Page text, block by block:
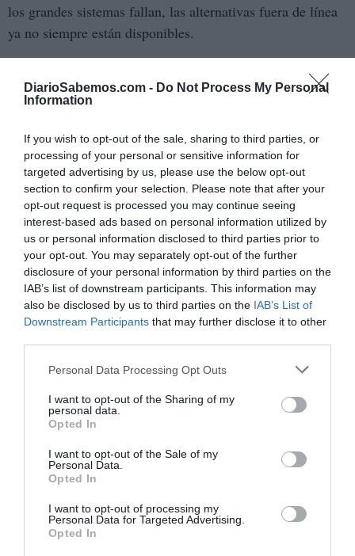
DiarioSabemos.com - Do Not Process My Personal
Information
If you wish to opt-out of the sale, sharing to third parties, or
processing of your personal or sensitive information for
targeted advertising by us, please use the below opt-out
section to confirm your selection. Please note that after your
opt-out request is processed you may continue seeing
interest-based ads based on personal information utilized by
us or personal information disclosed to third parties prior to
your opt-out. You may separately opt-out of the further
disclosure of your personal information by third parties on the
IAB’s list of downstream participants. This information may
also be disclosed by us to third parties on the IAB’s List of
Downstream Participants that may further disclose it to other
Personal Data Processing Opt Outs
I want to opt-out of the Sharing of my
personal data.
Opted In
I want to opt-out of the Sale of my
Personal Data.
Opted In
I want to opt-out of processing my
Personal Data for Targeted Advertising.
Opted In
los grandes sistemas fallan, las alternativas fuera de línea
ya no siempre están disponibles.
«Afrontar los riesgos sistémicos implica ir más allá de los
datos y trabajar de forma interdisciplinaria», afirmó
Internacionales de París en Sciences Po. «Este informe
muestra cómo la formulación de políticas basadas en la
evidencia puede ayudarnos a desarrollar resiliencia en un
mundo cada vez más interconectado».
Convertir el conocimiento en acción
«La resiliencia debe estar integrada en el ADN de las
tecnologías de las que dependemos», declaró Doreen
Bogdan-Martin, Secretaría General de la UIT. «Este
informe nos insta a considerar la naturaleza sistémica de
los riesgos y a replantearnos cómo protegemos los
sistemas que conectan y empoderan a la humanidad».
El informe insta a los responsables políticos, al sector
privado y a la sociedad civil a actuar de inmediato para
evitar que estos riesgos se conviertan en una "pandemia
digital", y hace un llamamiento a un compromiso global y
a una acción coordinada.
Los autores sugieren considerar seis prioridades para